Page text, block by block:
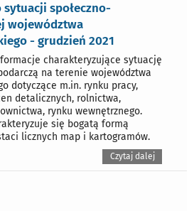
społeczno-
województwa
- grudzień 2021
charakteryzujące sytuację
na terenie województwa
dotyczące m.in. rynku pracy,
detalicznych, rolnictwa,
rynku wewnętrznego.
się bogatą formą
licznych map i kartogramów.
Czytaj dalej